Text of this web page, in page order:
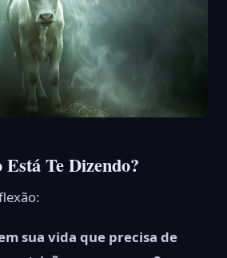
Te Dizendo?
sua vida que precisa de